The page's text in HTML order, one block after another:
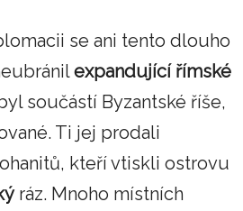
se ani tento dlouho
expandující římské
součástí Byzantské říše,
Ti jej prodali
kteří vtiskli ostrovu
ráz. Mnoho místních